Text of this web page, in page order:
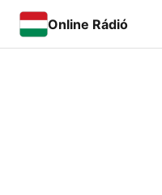
Online Rádió